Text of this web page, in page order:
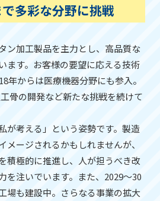
多彩な分野に挑戦
ン加工製品を主力とし、高品質な
ます。お客様の要望に応える技術
年からは医療機器分野にも参入。
骨の開発など新たな挑戦を続けて
が考える」という姿勢です。製造
メージされるかもしれませんが、
積極的に推進し、人が担うべき改
を注いでいます。また、2029～30
場も建設中。さらなる事業の拡大